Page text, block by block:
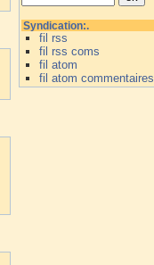
Syndication:.
fil rss
fil rss coms
fil atom
fil atom commentaires